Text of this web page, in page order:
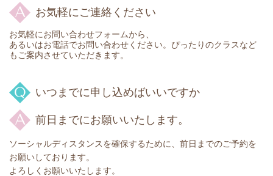
お気軽にご連絡ください
お気軽にお問い合わせフォームから、
あるいはお電話でお問い合わせください。ぴったりのクラスなど
もご案内させていただきます。
いつまでに申し込めばいいですか
前日までにお願いいたします。
ソーシャルディスタンスを確保するために、前日までのご予約を
お願いしております。
よろしくお願いいたします。